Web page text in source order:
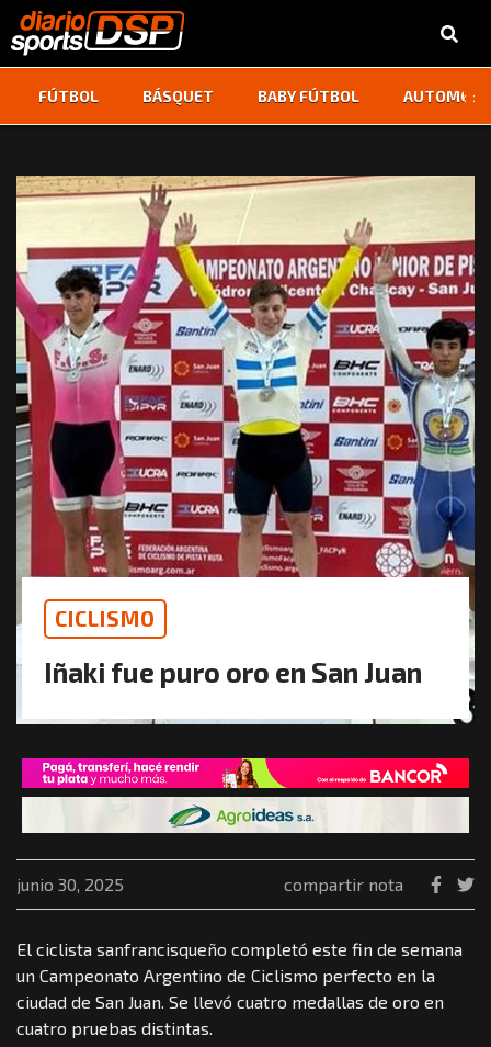
FÚTBOL BÁSQUET BABY FÚTBOL ‹ ›
CICLISMO
Iñaki fue puro oro en San Juan
junio 30, 2025 compartir nota
El ciclista sanfrancisqueño completó este fin de semana
un Campeonato Argentino de Ciclismo perfecto en la
ciudad de San Juan. Se llevó cuatro medallas de oro en
cuatro pruebas distintas.